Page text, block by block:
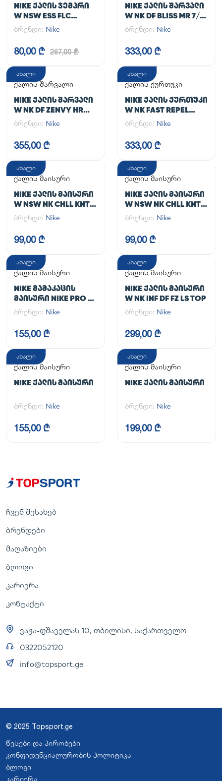
NIKE ᲥᲐᲚᲘᲡ ᲯᲔᲛᲞᲠᲘ
W NSW ESS FLC
HOODIE CLCTN RE
ბრენდი: Nike
80,00 ₾ 267,00 ₾
NIKE ᲥᲐᲚᲘᲡ ᲨᲐᲠᲕᲐᲚᲘ
W NK DF BLISS MR 7/8
JOGGER
ბრენდი: Nike
333,00 ₾
ახალი
ქალის შარვალი
NIKE ᲥᲐᲚᲘᲡ ᲨᲐᲠᲕᲐᲚᲘ
W NK DF ZENVY HR
TGHT
ბრენდი: Nike
355,00 ₾
ახალი
ქალის ქურთუკი
NIKE ᲥᲐᲚᲘᲡ ᲥᲣᲠᲗᲣᲙᲘ
W NK FAST REPEL
JACKET
ბრენდი: Nike
333,00 ₾
ახალი
ქალის მაისური
NIKE ᲥᲐᲚᲘᲡ ᲛᲐᲘᲡᲣᲠᲘ
W NSW NK CHLL KNT
MD CRP
ბრენდი: Nike
99,00 ₾
ახალი
ქალის მაისური
NIKE ᲥᲐᲚᲘᲡ ᲛᲐᲘᲡᲣᲠᲘ
W NSW NK CHLL KNT
MD CRP
ბრენდი: Nike
99,00 ₾
ახალი
ქალის მაისური
NIKE ᲛᲐᲛᲐᲙᲐᲪᲘᲡ
ᲛᲐᲘᲡᲣᲠᲘ NIKE PRO DF
365 CROP LS
ბრენდი: Nike
155,00 ₾
ახალი
ქალის მაისური
NIKE ᲥᲐᲚᲘᲡ ᲛᲐᲘᲡᲣᲠᲘ
W NK INF DF FZ LS TOP
ბრენდი: Nike
299,00 ₾
ახალი
ქალის მაისური
NIKE ᲥᲐᲚᲘᲡ ᲛᲐᲘᲡᲣᲠᲘ
ბრენდი: Nike
155,00 ₾
ახალი
ქალის მაისური
NIKE ᲥᲐᲚᲘᲡ ᲛᲐᲘᲡᲣᲠᲘ
ბრენდი: Nike
199,00 ₾
ჩვენ შესახებ
ბრენდები
მაღაზიები
ბლოგი
კარიერა
კონტაქტი
ვაჟა-ფშაველას 10, თბილისი, საქართველო
0322052120
info@topsport.ge
© 2025 Topsport.ge
წესები და პირობები
კონფიდენციალურობის პოლიტიკა
ბლოგი
კარიერა